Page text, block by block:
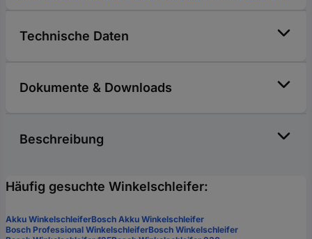
Technische Daten
Dokumente & Downloads
Beschreibung
Häufig gesuchte Winkelschleifer:
Akku WinkelschleiferBosch Akku Winkelschleifer
Bosch Professional WinkelschleiferBosch Winkelschleifer